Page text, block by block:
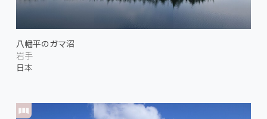
八幡平のガマ沼
岩手
日本